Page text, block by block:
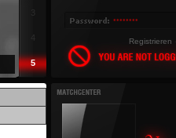
3
4
5
Registrieren